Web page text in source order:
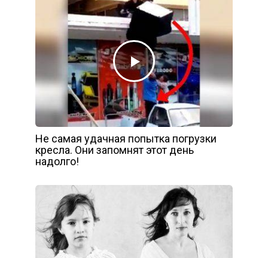
Не самая удачная попытка погрузки
кресла. Они запомнят этот день
надолго!